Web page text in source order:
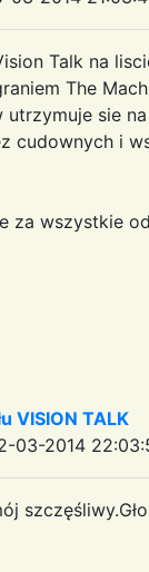
Talk na
The
utrzymuje sie
cudownych i
za wszystkie
VISION TALK
03-2014